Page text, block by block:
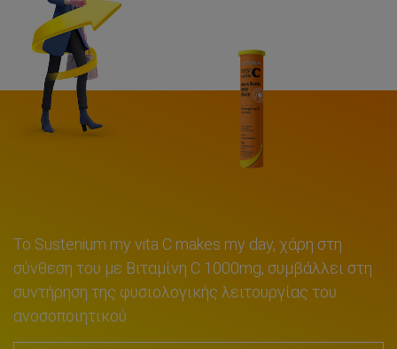
To Sustenium my vita C makes my day, χάρη στη
σύνθεση του με Βιταμίνη C 1000mg, συμβάλλει στη
συντήρηση της φυσιολογικής λειτουργίας του
ανοσοποιητικού